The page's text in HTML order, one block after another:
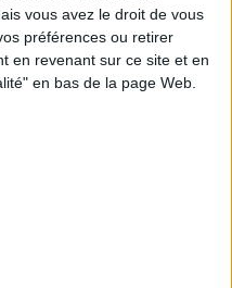
vous avez le droit de vous
préférences ou retirer
en revenant sur ce site et en
en bas de la page Web.
newsletter